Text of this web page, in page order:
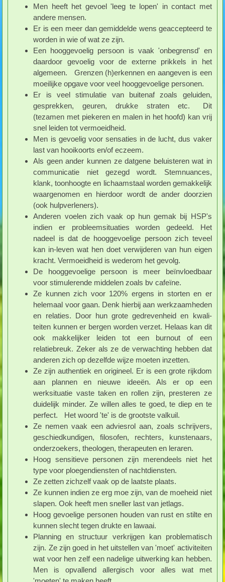
Men heeft het gevoel 'leeg te lopen' in contact met
andere mensen.
Er is een meer dan gemiddelde wens geaccepteerd te
worden in wie of wat ze zijn.
Een hooggevoelig persoon is vaak 'onbegrensd' en
daardoor gevoelig voor de externe prikkels in het
algemeen. Grenzen (h)erkennen en aangeven is een
moeilijke opgave voor veel hooggevoelige personen.
Er is veel stimulatie van buitenaf zoals geluiden,
gesprekken, geuren, drukke straten etc. Dit
(tezamen met piekeren en malen in het hoofd) kan vrij
snel leiden tot vermoeidheid.
Men is gevoelig voor sensaties in de lucht, dus vaker
last van hooikoorts en/of eczeem.
Als geen ander kunnen ze datgene beluisteren wat in
communicatie niet gezegd wordt. Stemnuances,
klank, toonhoogte en lichaamstaal worden gemakkelijk
waargenomen en hierdoor wordt de ander doorzien
(ook hulpverleners).
Anderen voelen zich vaak op hun gemak bij HSP's
indien er probleemsituaties worden gedeeld. Het
nadeel is dat de hooggevoelige persoon zich teveel
kan in-leven wat hen doet verwijderen van hun eigen
kracht. Vermoeidheid is wederom het gevolg.
De hooggevoelige persoon is meer beïnvloedbaar
voor stimulerende middelen zoals bv cafeïne.
Ze kunnen zich voor 120% ergens in storten en er
helemaal voor gaan. Denk hierbij aan werkzaamheden
en relaties. Door hun grote gedrevenheid en kwali-
teiten kunnen er bergen worden verzet. Helaas kan dit
ook makkelijker leiden tot een burnout of een
relatiebreuk. Zeker als ze de verwachting hebben dat
anderen zich op dezelfde wijze moeten inzetten.
Ze zijn authentiek en origineel. Er is een grote rijkdom
aan plannen en nieuwe ideeën. Als er op een
werksituatie vaste taken en rollen zijn, presteren ze
duidelijk minder. Ze willen alles te goed, te diep en te
perfect. Het woord 'te' is de grootste valkuil.
Ze nemen vaak een adviesrol aan, zoals schrijvers,
geschiedkundigen, filosofen, rechters, kunstenaars,
onderzoekers, theologen, therapeuten en leraren.
Hoog sensitieve personen zijn merendeels niet het
type voor ploegendiensten of nachtdiensten.
Ze zetten zichzelf vaak op de laatste plaats.
Ze kunnen indien ze erg moe zijn, van de moeheid niet
slapen. Ook heeft men sneller last van jetlags.
Hoog gevoelige personen houden van rust en stilte en
kunnen slecht tegen drukte en lawaai.
Planning en structuur verkrijgen kan problematisch
zijn. Ze zijn goed in het uitstellen van 'moet' activiteiten
wat voor hen zelf een nadelige uitwerking kan hebben.
Men is opvallend allergisch voor alles wat met